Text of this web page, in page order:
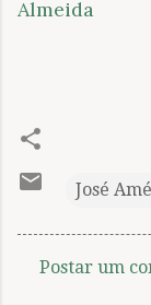
Almeida
José
Postar um